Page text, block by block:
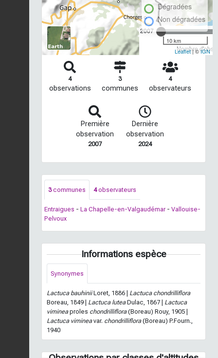
2007
Nombre
Dégradées
Non dégradées
10 km
Leaflet| ©IGN
4
observations
3
communes
4
observateurs
Première
observation
2007
Dernière
observation
2024
3communes 4observateurs
Entraigues - La Chapelle-en-Valgaudémar - Vallouise-
Pelvoux
Informations espèce
Synonymes
Lactuca bauhiniiLoret, 1886 | Lactuca chondrilliflora
Boreau, 1849 | Lactuca luteaDulac, 1867 | Lactuca
vimineaproles chondrilliflora(Boreau) Rouy, 1905 |
Lactuca vimineavar. chondrilliflora(Boreau) P.Fourn.,
1940